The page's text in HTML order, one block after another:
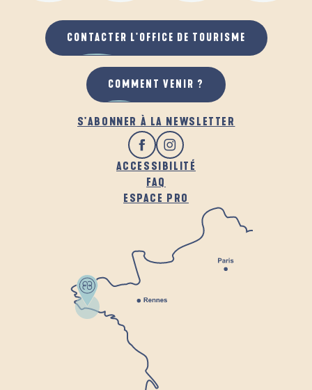
S'ABONNER À LA NEWSLETTER
ACCESSIBILITÉ
FAQ
ESPACE PRO
CONTACTER L'OFFICE DE TOURISME
COMMENT VENIR ?